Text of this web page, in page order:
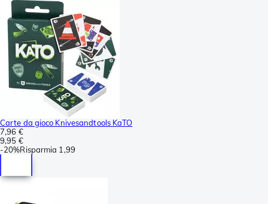
Carte da gioco Knivesandtools KaTO
7,96 €
9,95 €
-20%Risparmia 1,99